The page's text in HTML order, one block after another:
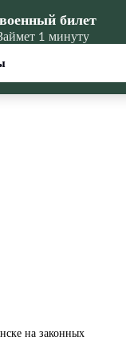
на законных
билет
1 минуту